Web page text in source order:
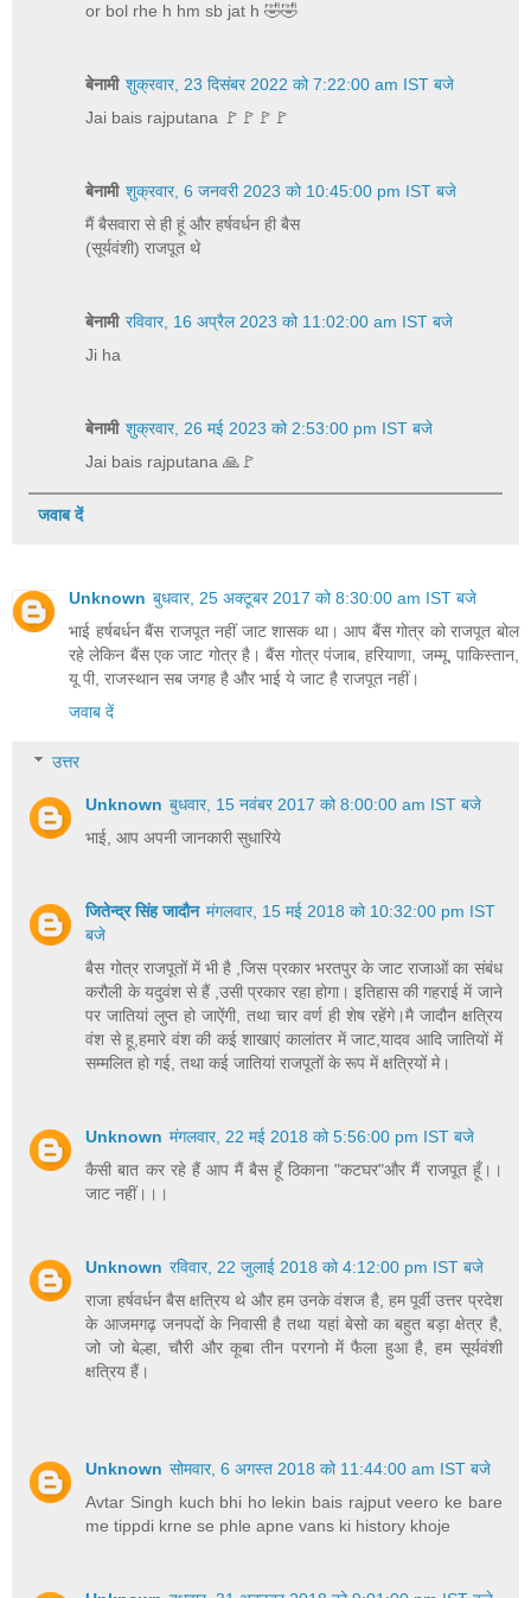
or bol rhe h hm sb jat h 🤣🤣
बेनामी शुक्रवार, 23 दिसंबर 2022 को 7:22:00 am IST बजे
Jai bais rajputana 🚩🚩🚩🚩
बेनामी शुक्रवार, 6 जनवरी 2023 को 10:45:00 pm IST बजे
मैं बैसवारा से ही हूं और हर्षवर्धन ही बैस
(सूर्यवंशी) राजपूत थे
बेनामी रविवार, 16 अप्रैल 2023 को 11:02:00 am IST बजे
Ji ha
बेनामी शुक्रवार, 26 मई 2023 को 2:53:00 pm IST बजे
Jai bais rajputana 🙏🚩
जवाब दें
Unknown बुधवार, 25 अक्टूबर 2017 को 8:30:00 am IST बजे
भाई हर्षबर्धन बैंस राजपूत नहीं जाट शासक था। आप बैंस गोत्र को राजपूत बोल
रहे लेकिन बैंस एक जाट गोत्र है। बैंस गोत्र पंजाब, हरियाणा, जम्मू, पाकिस्तान,
यू पी, राजस्थान सब जगह है और भाई ये जाट है राजपूत नहीं।
जवाब दें
उत्तर
Unknown बुधवार, 15 नवंबर 2017 को 8:00:00 am IST बजे
भाई, आप अपनी जानकारी सुधारिये
जितेन्द्र सिंह जादौन मंगलवार, 15 मई 2018 को 10:32:00 pm IST
बजे
बैस गोत्र राजपूतों में भी है ,जिस प्रकार भरतपुर के जाट राजाओं का संबंध
करौली के यदुवंश से हैं ,उसी प्रकार रहा होगा। इतिहास की गहराई में जाने
पर जातियां लुप्त हो जाऐंगी, तथा चार वर्ण ही शेष रहेंगे।मै जादौन क्षत्रिय
वंश से हू,हमारे वंश की कई शाखाएं कालांतर में जाट,यादव आदि जातियों में
सम्मलित हो गई, तथा कई जातियां राजपूतों के रूप में क्षत्रियों मे।
Unknown मंगलवार, 22 मई 2018 को 5:56:00 pm IST बजे
कैसी बात कर रहे हैं आप मैं बैस हूँ ठिकाना "कटघर"और मैं राजपूत हूँ।।
जाट नहीं।।।
Unknown रविवार, 22 जुलाई 2018 को 4:12:00 pm IST बजे
राजा हर्षवर्धन बैस क्षत्रिय थे और हम उनके वंशज है, हम पूर्वी उत्तर प्रदेश
के आजमगढ़ जनपदों के निवासी है तथा यहां बेसो का बहुत बड़ा क्षेत्र है,
जो जो बेल्हा, चौरी और कूबा तीन परगनो में फैला हुआ है, हम सूर्यवंशी
क्षत्रिय हैं।
Unknown सोमवार, 6 अगस्त 2018 को 11:44:00 am IST बजे
Avtar Singh kuch bhi ho lekin bais rajput veero ke bare
me tippdi krne se phle apne vans ki history khoje